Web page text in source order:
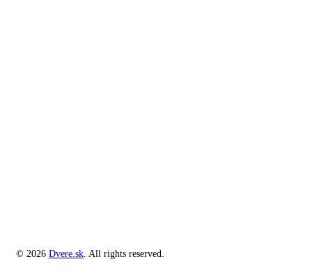
© 2026 Dvere.sk. All rights reserved.